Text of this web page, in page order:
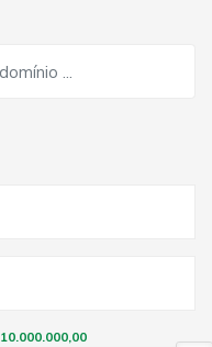
10.000.000,00